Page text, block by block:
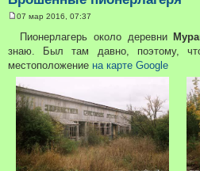
о
о
б
е
и
е
07 мар 2016, 07:37
Пионерлагерь около деревни
знаю. Был там давно, поэтому,
местоположение на карте Google